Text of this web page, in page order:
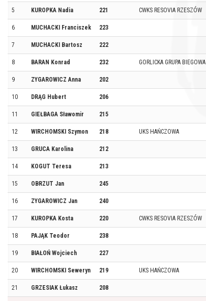
5 KUROPKA Nadia 221 CWKS RESOVIA RZESZÓW
6 MUCHACKI Franciszek 223
7 MUCHACKI Bartosz 222
8 BARAN Konrad 232 GORLICKA GRUPA BIEGOWA
9 ZYGAROWICZ Anna 202
10 DRĄG Hubert 206
11 GIEŁBAGA Sławomir 215
12 WIRCHOMSKI Szymon 218 UKS HAŃCZOWA
13 GRUCA Karolina 212
14 KOGUT Teresa 213
15 OBRZUT Jan 245
16 ZYGAROWICZ Jan 240
17 KUROPKA Kosta 220 CWKS RESOVIA RZESZÓW
18 PAJĄK Teodor 238
19 BIAŁOŃ Wojciech 227
20 WIRCHOMSKI Seweryn 219 UKS HAŃCZOWA
21 GRZESIAK Łukasz 208